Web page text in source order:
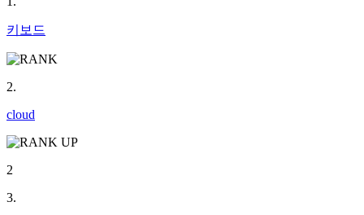
키보드
2.
cloud
2
3.